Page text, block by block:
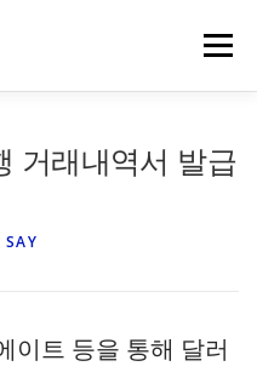
메뉴
거래내역서 발급
SAY
이트 등을 통해 달러